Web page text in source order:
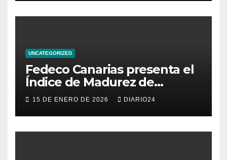
UNCATEGORIZED
Fedeco Canarias presenta el
Índice de Madurez de
Comercio de Canarias: una
radiografía del estado del
pequeño y mediano
comercio del archipiélago
15 DE ENERO DE 2026 DIARIO24